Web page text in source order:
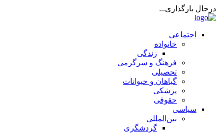
درحال بارگذاری...
اجتماعی
خانواده
زندگی
فرهنگ و سرگرمی
تحصیلی
گیاهان و حیوانات
پزشکی
حقوقی
سیاسی
بین‌المللی
گردشگری